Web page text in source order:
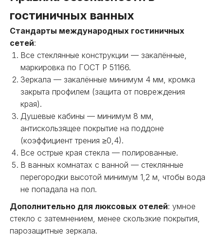
гостиничных ванных
Стандарты международных гостиничных
сетей:
Все стеклянные конструкции — закалённые,
маркировка по ГОСТ Р 51166.
Зеркала — закалённые минимум 4 мм, кромка
закрыта профилем (защита от повреждения
края).
Душевые кабины — минимум 8 мм,
антискользящее покрытие на поддоне
(коэффициент трения ≥0,4).
Все острые края стекла — полированные.
В ванных комнатах с ванной — стеклянные
перегородки высотой минимум 1,2 м, чтобы вода
не попадала на пол.
Дополнительно для люксовых отелей: умное
стекло с затемнением, менее скользкие покрытия,
парозащитные зеркала.